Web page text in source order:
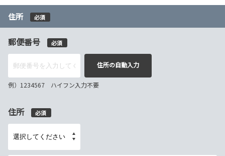
住所 必須
郵便番号 必須
住所の自動入力
例）1234567 ハイフン入力不要
住所 必須